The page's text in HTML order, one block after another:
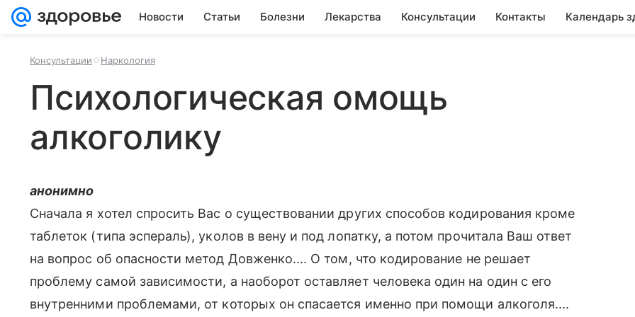
Новости Статьи Болезни Лекарства Консультации Контакты Календарь
Консультации Наркология
Психологическая омощь
алкоголику
анонимно
Сначала я хотел спросить Вас о существовании других способов кодирования кроме
таблеток (типа эспераль), уколов в вену и под лопатку, а потом прочитала Ваш ответ
на вопрос об опасности метод Довженко.... О том, что кодирование не решает
проблему самой зависимости, а наоборот оставляет человека один на один с его
внутренними проблемами, от которых он спасается именно при помощи алкоголя....